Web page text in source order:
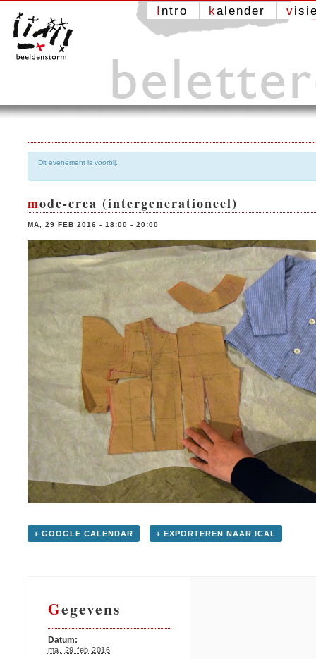
Intro kalender
Dit evenement is voorbij.
mode-crea (intergenerationeel)
MA, 29 FEB 2016 - 18:00 - 20:00
+ GOOGLE CALENDAR + EXPORTEREN NAAR ICAL
Gegevens
Datum:
ma, 29 feb 2016